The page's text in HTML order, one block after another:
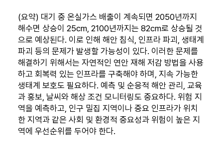
(요약) 대기 중 온실가스 배출이 계속되면 2050년까지
해수면 상승이 25cm, 2100년까지는 82cm로 상승될 것
으로 예상된다. 이로 인해 해안 침식, 인프라 파괴, 생태계
파괴 등의 문제가 발생할 가능성이 있다. 이러한 문제를
해결하기 위해서는 자연적인 연안 재해 저감 방법을 사용
하고 회복력 있는 인프라를 구축해야 하며, 지속 가능한
생태계 보호도 필요하다. 예측 및 순응적 해안 관리, 교육
과 홍보, 날씨와 해상 조건 모니터링도 중요하다. 위험 지
역을 예측하고, 인구 밀집 지역이나 중요 인프라가 위치
한 지역과 같은 사회 및 환경적 중요성과 위험이 높은 지
역에 우선순위를 두어야 한다.